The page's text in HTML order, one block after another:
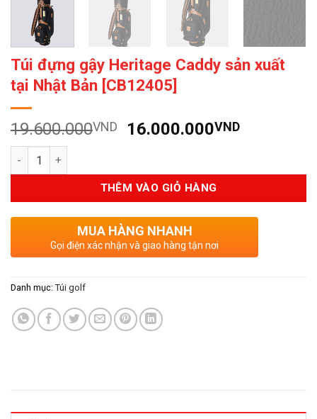
Túi đựng gậy Heritage Caddy sản xuất
tại Nhật Bản [CB12405]
19.600.000VND
Giá
19.600.000VND.
16.000.000VNDGiá
là:
Số lượng
THÊM VÀO GIỎ HÀNG
MUA HÀNG NHANH
Gọi điện xác nhận và giao hàng tận nơi
Danh mục: Túi golf